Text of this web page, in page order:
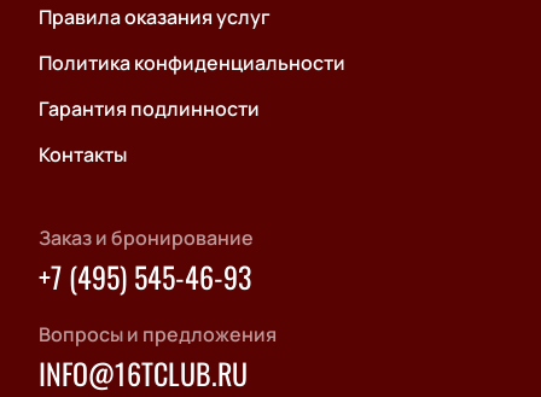
Правила оказания услуг
Политика конфиденциальности
Гарантия подлинности
Контакты
Заказ и бронирование
+7 (495) 545-46-93
Вопросы и предложения
INFO@16TCLUB.RU